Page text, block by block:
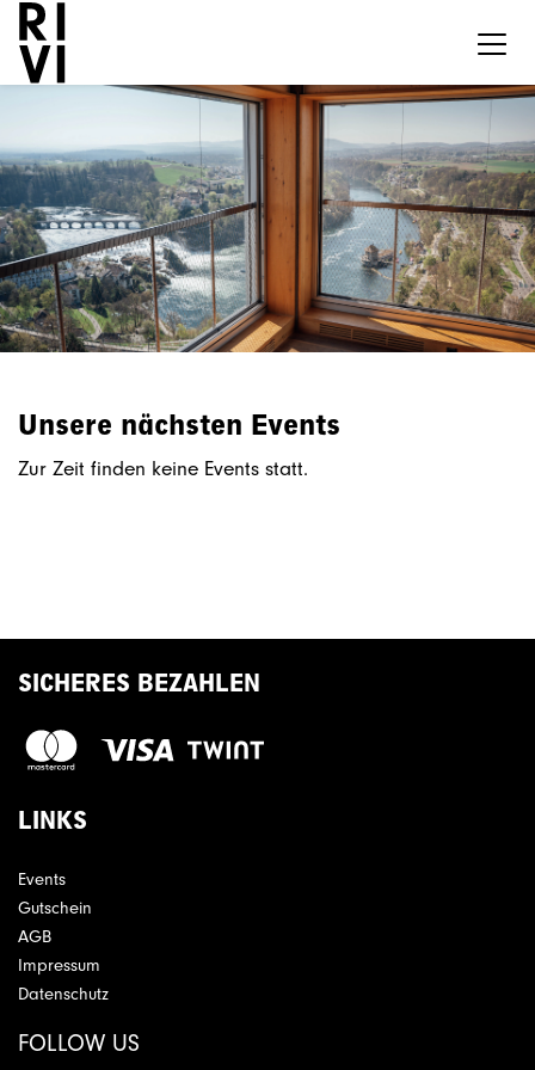
Unsere nächsten Events
Zur Zeit finden keine Events statt.
SICHERES BEZAHLEN
LINKS
Events
Gutschein
AGB
Impressum
Datenschutz
FOLLOW US